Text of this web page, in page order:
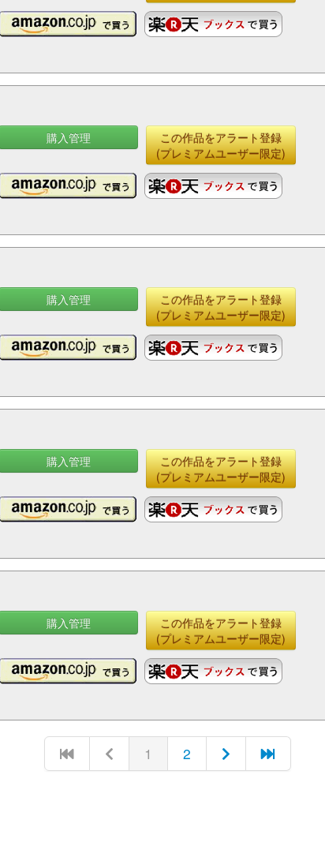
購入管理
この作品をアラート登録
(プレミアムユーザー限定)
購入管理
この作品をアラート登録
(プレミアムユーザー限定)
購入管理
この作品をアラート登録
(プレミアムユーザー限定)
購入管理
この作品をアラート登録
(プレミアムユーザー限定)
1 2